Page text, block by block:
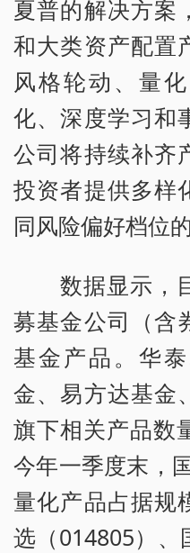
夏普的解决方案
和大类资产配置
风格轮动、量
化、深度学习和
公司将持续补齐
投资者提供多样
同风险偏好档位
数据显示，
募基金公司（含
基金产品。华
金、易方达基金
旗下相关产品数
今年一季度末，
量化产品占据规
选（014805）、